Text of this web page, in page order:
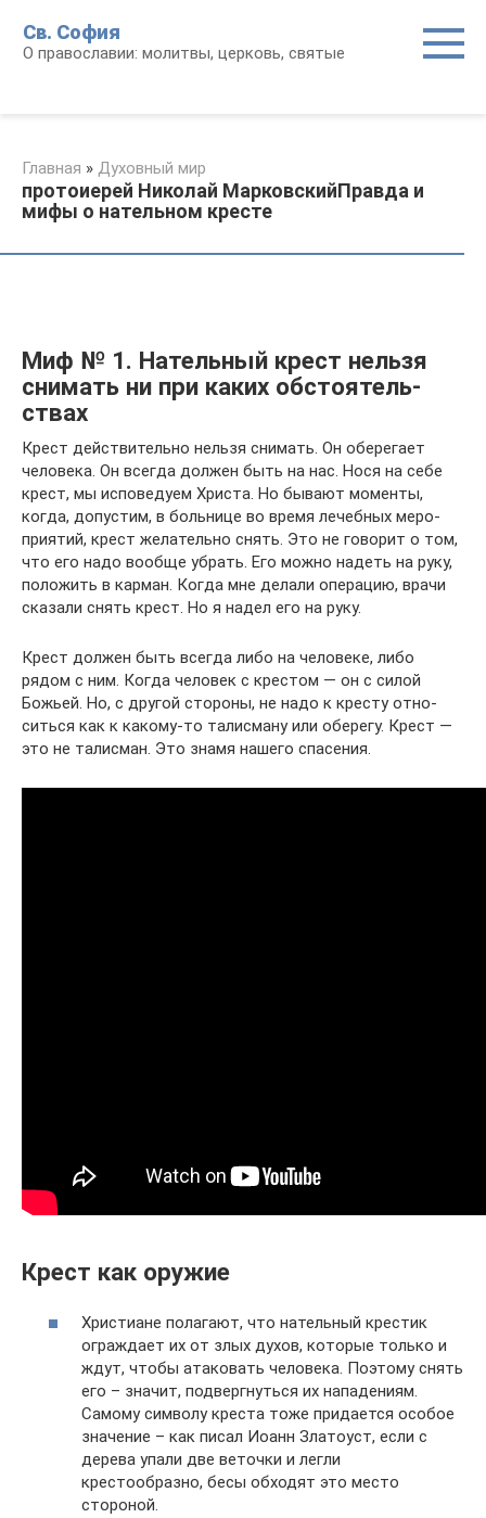
контенту
Св. София
О православии: молитвы, церковь, святые
Главная » Духовный мир
протоиерей Николай МарковскийПравда и
мифы о нательном кресте
Миф № 1. Натель­ный крест нельзя
сни­мать ни при каких обсто­я­тель­
ствах
Крест дей­стви­тельно нельзя сни­мать. Он обе­ре­гает
чело­века. Он всегда должен быть на нас. Нося на себе
крест, мы испо­ве­дуем Христа. Но бывают моменты,
когда, допу­стим, в боль­нице во время лечеб­ных меро­
при­я­тий, крест жела­тельно снять. Это не гово­рит о том,
что его надо вообще убрать. Его можно надеть на руку,
поло­жить в карман. Когда мне делали опе­ра­цию, врачи
ска­зали снять крест. Но я надел его на руку.
Крест должен быть всегда либо на чело­веке, либо
рядом с ним. Когда чело­век с кре­стом — он с силой
Божьей. Но, с другой сто­роны, не надо к кресту отно­
ситься как к какому-то талис­ману или обе­регу. Крест —
это не талис­ман. Это знамя нашего спа­се­ния.
Крест как оружие
Христиане полагают, что нательный крестик
ограждает их от злых духов, которые только и
ждут, чтобы атаковать человека. Поэтому снять
его – значит, подвергнуться их нападениям.
Самому символу креста тоже придается особое
значение – как писал Иоанн Златоуст, если с
дерева упали две веточки и легли
крестообразно, бесы обходят это место
стороной.